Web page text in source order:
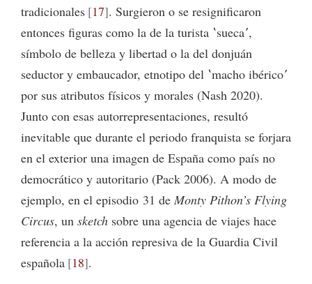
tradicionales 17 . Surgieron o se resignificaron
entonces figuras como la de la turista ʽsuecaʼ,
símbolo de belleza y libertad o la del donjuán
seductor y embaucador, etnotipo del ʽmacho ibéricoʼ
por sus atributos físicos y morales (Nash 2020).
Junto con esas autorrepresentaciones, resultó
inevitable que durante el periodo franquista se forjara
en el exterior una imagen de España como país no
democrático y autoritario (Pack 2006). A modo de
ejemplo, en el episodio 31 de Monty Pithon’s Flying
Circus, un sketch sobre una agencia de viajes hace
referencia a la acción represiva de la Guardia Civil
española 18 .